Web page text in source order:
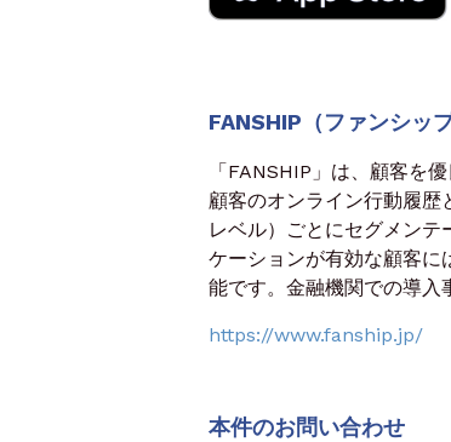
FANSHIP（ファンシッ
「FANSHIP」は、顧客を
顧客のオンライン行動履歴
レベル）ごとにセグメン
ケーションが有効な顧客
能です。金融機関での導入
https://www.fanship.jp/
本件のお問い合わせ